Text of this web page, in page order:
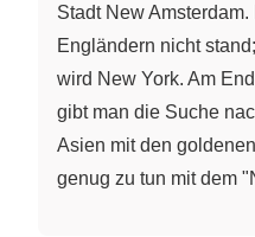
Stadt New
Engländern nicht
wird New York. Am
gibt man die Suche
Asien mit den
genug zu tun mit dem